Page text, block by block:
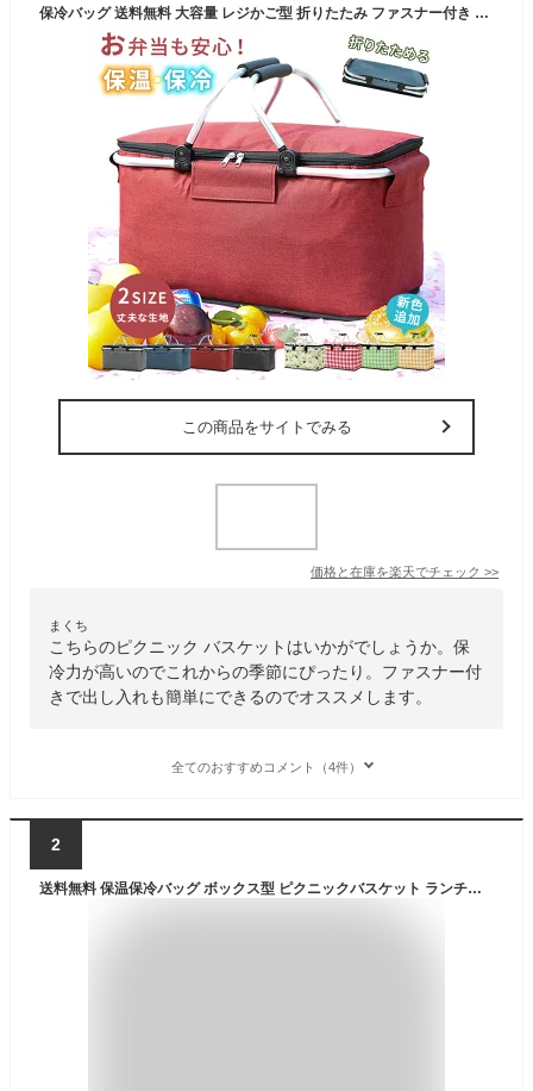
保冷バッグ 送料無料 大容量 レジかご型 折りたたみ ファスナー付き 蓋付き 大きめ 小さめ 2サイズ ランチバッグ バスケット型 トート 軽量 保温 防水 コンパクトに折り畳める 持ち運び便利 無地 おしゃれ ファミリー ピクニック 遠足 アウトドア
この商品をサイトでみる
価格と在庫を楽天でチェック >>
まくち
こちらのピクニック バスケットはいかがでしょうか。保
冷力が高いのでこれからの季節にぴったり。ファスナー付
きで出し入れも簡単にできるのでオススメします。
全てのおすすめコメント（4件）
2
送料無料 保温保冷バッグ ボックス型 ピクニックバスケット ランチバッグ ランチボックス 持ち手付き 軽量 軽い 大容量 折りたたみ可 コンパクト 持ち運び ファスナー 運動会 行事 イベント キャンプ バーベキュー アウトドア 鞄 かばん 単色 無地 シンプル おしゃれ 便利グ